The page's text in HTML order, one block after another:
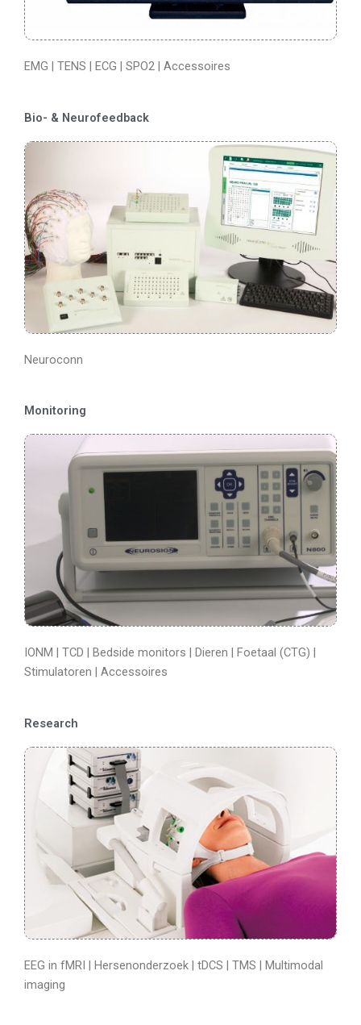
EMG | TENS | ECG | SPO2 | Accessoires
Bio- & Neurofeedback
Neuroconn
Monitoring
IONM | TCD | Bedside monitors | Dieren | Foetaal (CTG) |
Stimulatoren | Accessoires
Research
EEG in fMRI | Hersenonderzoek | tDCS | TMS | Multimodal
imaging